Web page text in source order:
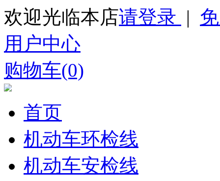
欢迎光临本店请登录 |
用户中心
购物车(0)
首页
机动车环检线
机动车安检线